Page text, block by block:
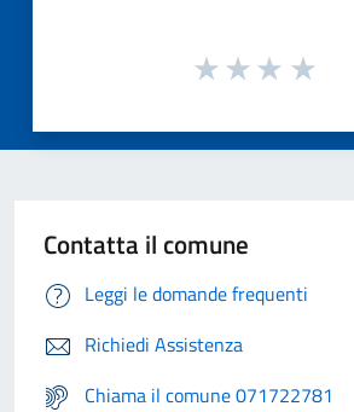
Contatta il comune
Leggi le domande frequenti
Richiedi Assistenza
Chiama il comune 071722781